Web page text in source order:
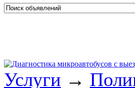
Услуги →